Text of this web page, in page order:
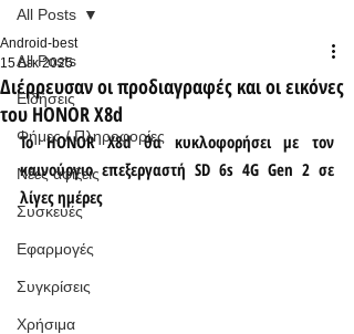
All Posts
Ειδήσεις
Φήμες / Πληροφορίες
Νέες αφίξεις
Συσκευές
Εφαρμογές
Συγκρίσεις
Χρήσιμα
All Posts
Διέρρευσαν οι προδιαγραφές και οι εικόνες
του HONOR X8d
Android-best
15 Δεκ 2025
Το HONOR X8d θα κυκλοφορήσει με τον
καινούργιο επεξεργαστή SD 6s 4G Gen 2 σε
λίγες ημέρες